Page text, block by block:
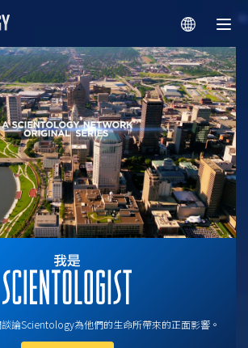
論Scientology為他們的生命所帶來的正面影響。